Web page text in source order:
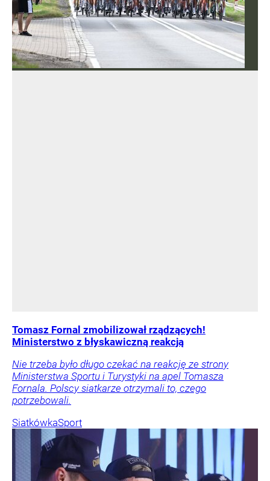
Tomasz Fornal zmobilizował rządzących!
Ministerstwo z błyskawiczną reakcją
Nie trzeba było długo czekać na reakcję ze strony
Ministerstwa Sportu i Turystyki na apel Tomasza
Fornala. Polscy siatkarze otrzymali to, czego
potrzebowali.
SiatkówkaSport